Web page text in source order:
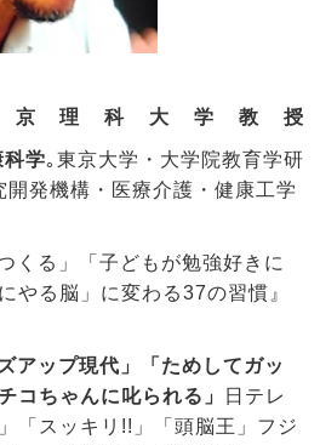
理科大学教授
学｡東京大学・大学院教育学研
開発機構・医療介護・健康工学
くる」「子どもが勉強好きに
やる脳」に変わる37の習慣』
アップ現代」「ためしてガッ
コちゃんに叱られる」
日テレ
「スッキリ!!」「頭脳王」フジ